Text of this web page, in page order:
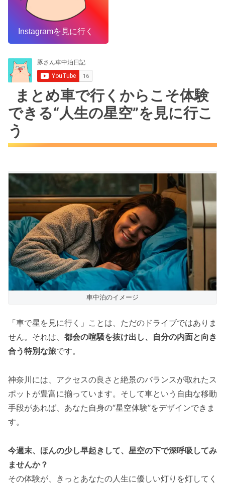
Instagramを見に行く
まとめ車で行くからこそ体験
できる“人生の星空”を見に行こ
う
車中泊のイメージ
「車で星を見に行く」ことは、ただのドライブではありま
せん。それは、 都会の喧騒を抜け出し、自分の内面と向き
合う特別な旅です。
神奈川には、アクセスの良さと絶景のバランスが取れたス
ポットが豊富に揃っています。そして車という自由な移動
手段があれば、あなた自身の“星空体験”をデザインできま
す。
今週末、ほんの少し早起きして、星空の下で深呼吸してみ
ませんか？
その体験が、きっとあなたの人生に優しい灯りを灯してく